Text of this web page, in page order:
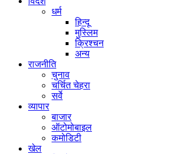
धर्म
हिन्दू
मुस्लिम
क्रिश्चन
अन्य
राजनीति
चुनाव
चर्चित चेहरा
सर्वे
व्यापार
बाजार
ऑटोमोबाइल
कमोडिटी
खेल